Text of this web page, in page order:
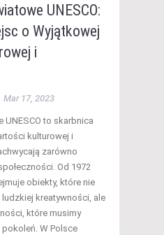
UNESCO:
o Wyjątkowej
i
Mar 17, 2023
to skarbnica
kulturowej i
zarówno
Od 1972
obiekty, które nie
kreatywności, ale
które musimy
pokoleń. W Polsce